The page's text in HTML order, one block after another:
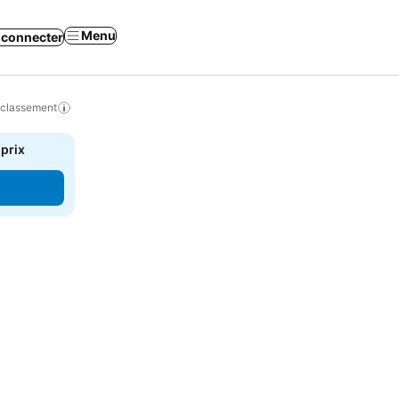
connecter Menu
prix